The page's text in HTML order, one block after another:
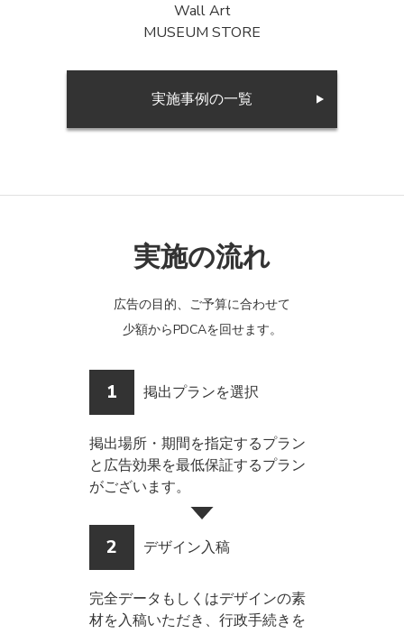
Wall Art
MUSEUM STORE
実施事例の一覧
実施の流れ
広告の目的、ご予算に合わせて
少額からPDCAを回せます。
1 掲出プランを選択
掲出場所・期間を指定するプラン
と広告効果を最低保証するプラン
がございます。
2 デザイン入稿
完全データもしくはデザインの素
材を入稿いただき、行政手続きを